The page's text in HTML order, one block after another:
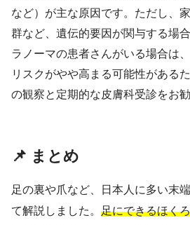
など）が主な原因です。ただし、
群など、遺伝的要因が関与する場
ラノーマの患者さんがいる場合は
リスクがやや高まる可能性がある
の観察と定期的な皮膚科受診をお勧
📌 まとめ
足の裏や爪など、日本人に多い末
て解説しました。 足にできるほく